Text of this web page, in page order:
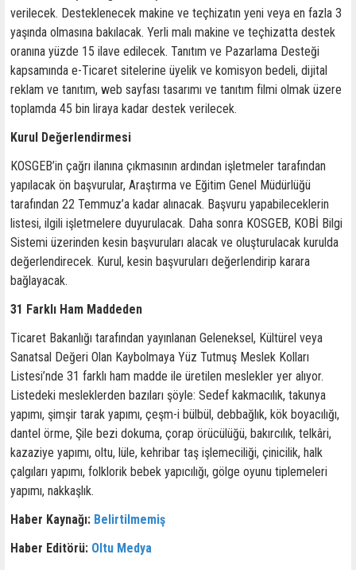
verilecek. Desteklenecek makine ve teçhizatın yeni veya en fazla 3
yaşında olmasına bakılacak. Yerli malı makine ve teçhizatta destek
oranına yüzde 15 ilave edilecek. Tanıtım ve Pazarlama Desteği
kapsamında e-Ticaret sitelerine üyelik ve komisyon bedeli, dijital
reklam ve tanıtım, web sayfası tasarımı ve tanıtım filmi olmak üzere
toplamda 45 bin liraya kadar destek verilecek.
Kurul Değerlendirmesi
KOSGEB’in çağrı ilanına çıkmasının ardından işletmeler tarafından
yapılacak ön başvurular, Araştırma ve Eğitim Genel Müdürlüğü
tarafından 22 Temmuz’a kadar alınacak. Başvuru yapabileceklerin
listesi, ilgili işletmelere duyurulacak. Daha sonra KOSGEB, KOBİ Bilgi
Sistemi üzerinden kesin başvuruları alacak ve oluşturulacak kurulda
değerlendirecek. Kurul, kesin başvuruları değerlendirip karara
bağlayacak.
31 Farklı Ham Maddeden
Ticaret Bakanlığı tarafından yayınlanan Geleneksel, Kültürel veya
Sanatsal Değeri Olan Kaybolmaya Yüz Tutmuş Meslek Kolları
Listesi’nde 31 farklı ham madde ile üretilen meslekler yer alıyor.
Listedeki mesleklerden bazıları şöyle: Sedef kakmacılık, takunya
yapımı, şimşir tarak yapımı, çeşm-i bülbül, debbağlık, kök boyacılığı,
dantel örme, Şile bezi dokuma, çorap örücülüğü, bakırcılık, telkâri,
kazaziye yapımı, oltu, lüle, kehribar taş işlemeciliği, çinicilik, halk
çalgıları yapımı, folklorik bebek yapıcılığı, gölge oyunu tiplemeleri
yapımı, nakkaşlık.
Haber Kaynağı: Belirtilmemiş
Haber Editörü: Oltu Medya